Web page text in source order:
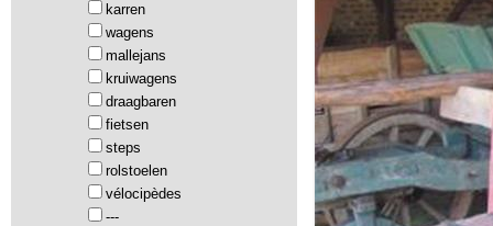
karren
wagens
mallejans
kruiwagens
draagbaren
fietsen
steps
rolstoelen
vélocipèdes
---